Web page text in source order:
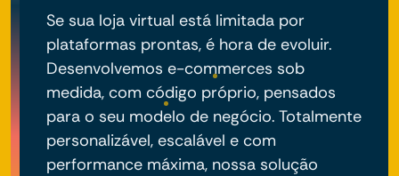
Se sua loja virtual está limitada por
plataformas prontas, é hora de evoluir.
Desenvolvemos e-commerces sob
medida, com código próprio, pensados
para o seu modelo de negócio. Totalmente
personalizável, escalável e com
performance máxima, nossa solução